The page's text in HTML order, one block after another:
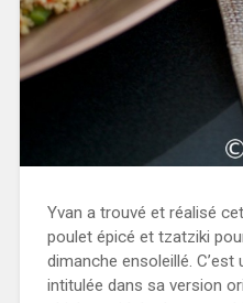
Yvan a trouvé et réalisé
poulet épicé et tzatziki
dimanche ensoleillé.
intitulée dans sa version